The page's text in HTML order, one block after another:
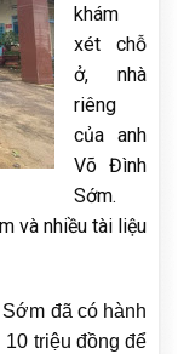
khám
xét chỗ
ở, nhà
riêng
của anh
Võ Đình
Sớm.
và nhiều tài liệu
đã có hành
10 triệu đồng để